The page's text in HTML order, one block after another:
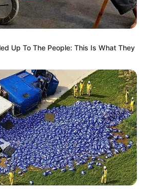
Up To The People: This Is What They